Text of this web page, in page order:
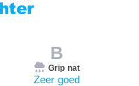
B
Grip nat
Zeer goed